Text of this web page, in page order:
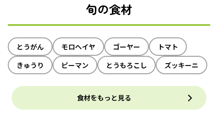
旬の食材
とうがん モロヘイヤ ゴーヤー
トマト
きゅうり
ピーマン とうもろこし ズッキーニ
食材をもっと見る